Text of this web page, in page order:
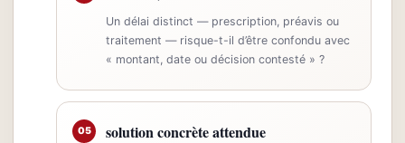
Un délai distinct — prescription, préavis ou
traitement — risque-t-il d’être confondu avec
« montant, date ou décision contesté » ?
05 solution concrète attendue